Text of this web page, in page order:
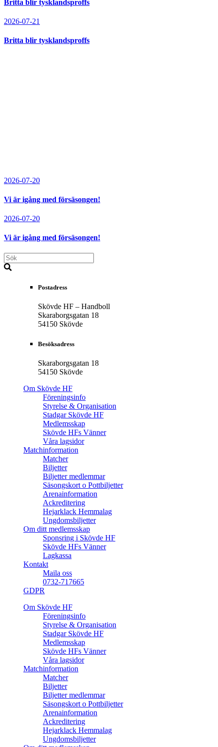
Britta blir tysklandsproffs
2026-07-21
Britta blir tysklandsproffs
2026-07-20
Vi är igång med försäsongen!
2026-07-20
Vi är igång med försäsongen!
Postadress
Skövde HF – Handboll
Skaraborgsgatan 18
54150 Skövde
Besöksadress
Skaraborgsgatan 18
54150 Skövde
Om Skövde HF
Föreningsinfo
Styrelse & Organisation
Stadgar Skövde HF
Medlemsskap
Skövde HFs Vänner
Våra lagsidor
Matchinformation
Matcher
Biljetter
Biljetter medlemmar
Säsongskort o Pottbiljetter
Arenainformation
Ackreditering
Hejarklack Hemmalag
Ungdomsbiljetter
Om ditt medlemsskap
Sponsring i Skövde HF
Skövde HFs Vänner
Lagkassa
Kontakt
Maila oss
0732-717665
GDPR
Om Skövde HF
Föreningsinfo
Styrelse & Organisation
Stadgar Skövde HF
Medlemsskap
Skövde HFs Vänner
Våra lagsidor
Matchinformation
Matcher
Biljetter
Biljetter medlemmar
Säsongskort o Pottbiljetter
Arenainformation
Ackreditering
Hejarklack Hemmalag
Ungdomsbiljetter